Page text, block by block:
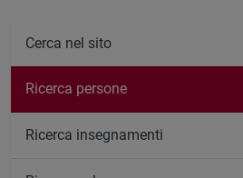
Cerca nel sito
Ricerca persone
Ricerca insegnamenti